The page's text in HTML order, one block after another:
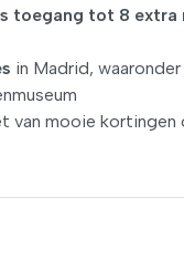
toegang tot 8 extra
in Madrid,
van mooie